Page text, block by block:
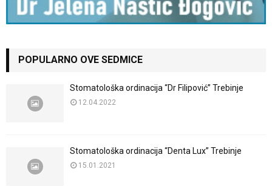
POPULARNO OVE SEDMICE
Stomatološka ordinacija “Dr Filipović” Trebinje
12.04.2022
Stomatološka ordinacija “Denta Lux” Trebinje
15.01.2021